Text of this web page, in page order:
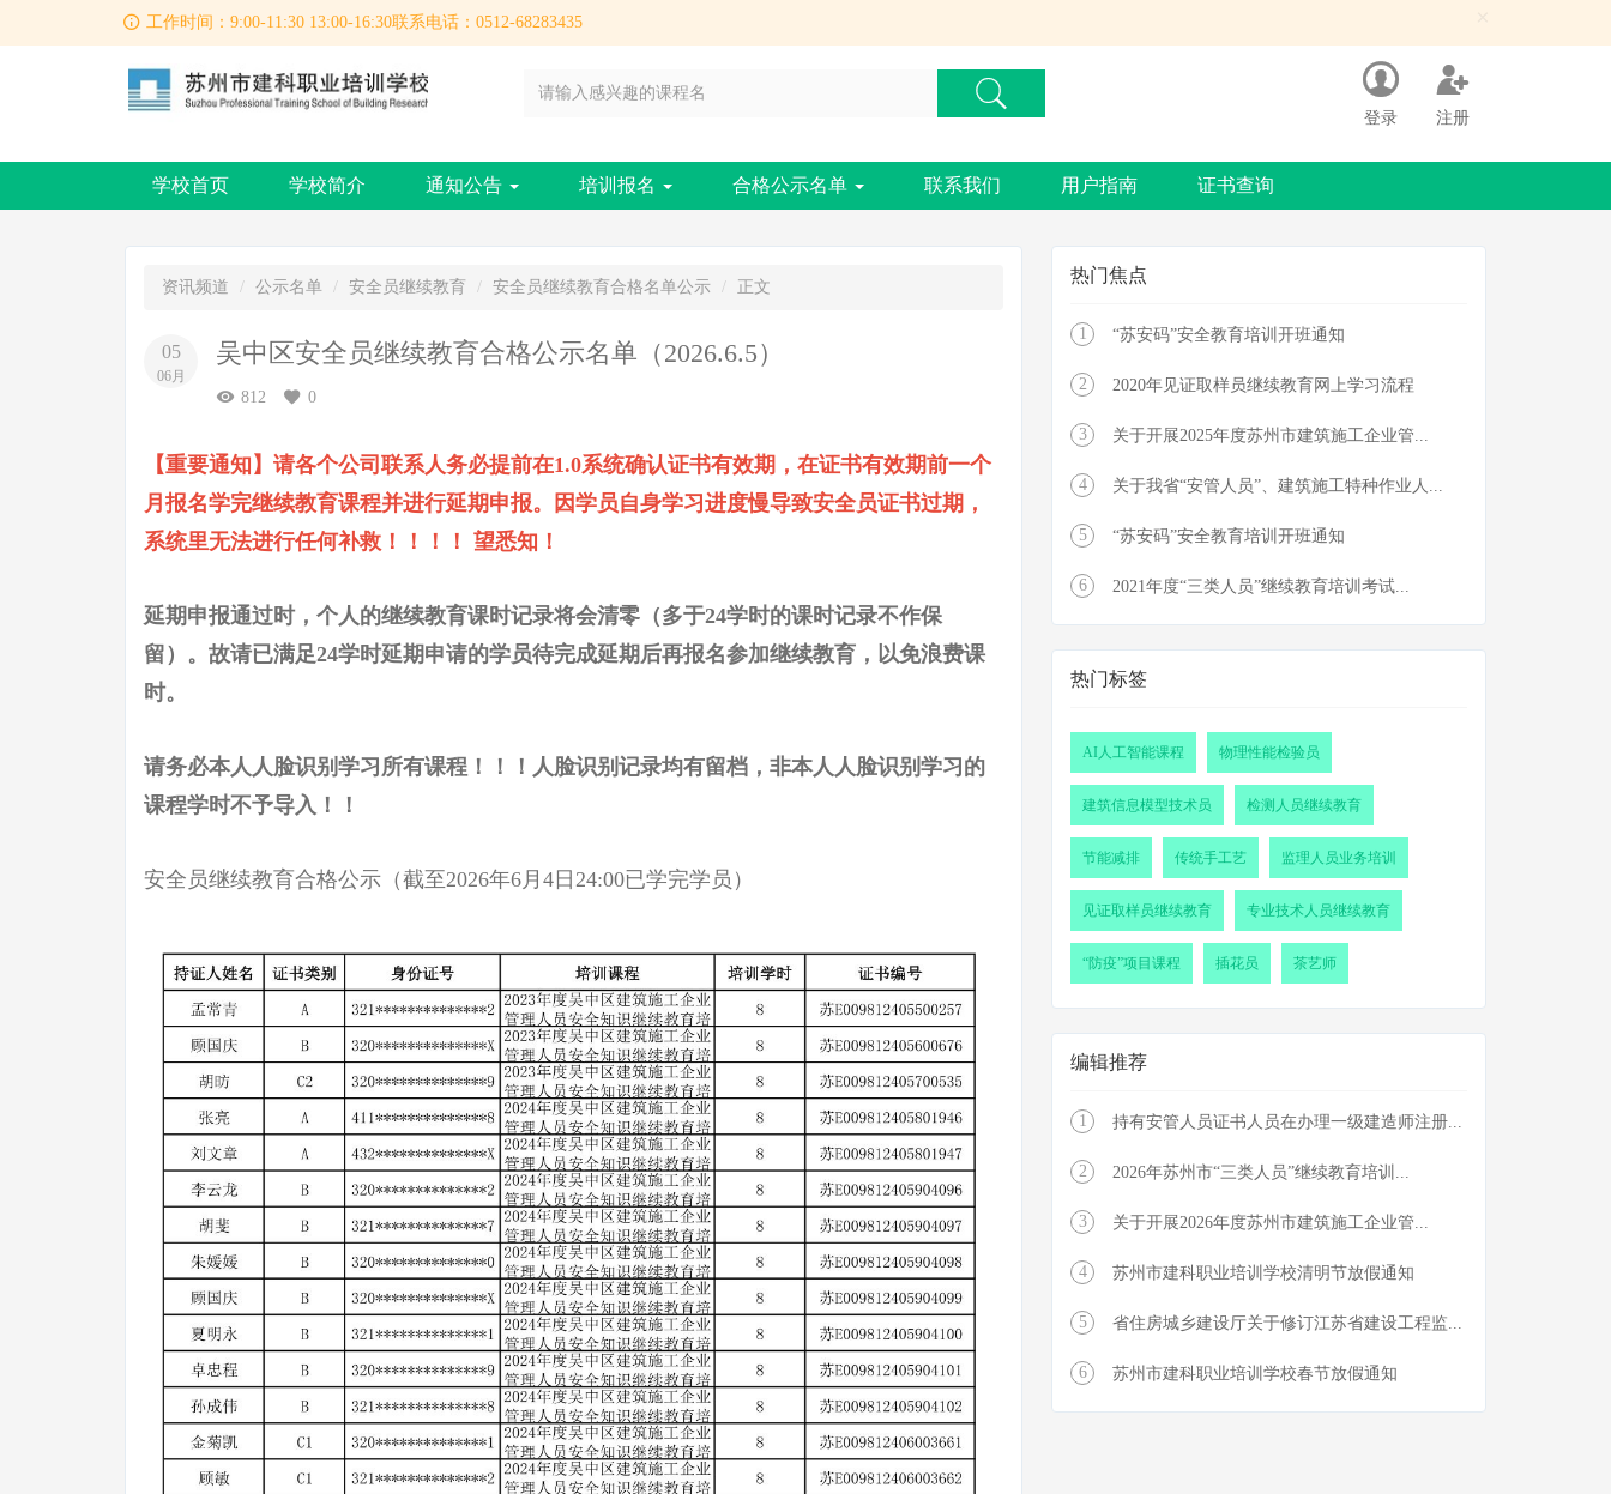
工作时间：9:00-11:30 13:00-16:30联系电话：0512-68283435
登录 注册
学校首页 学校简介 通知公告 培训报名 合格公示名单 联系我们 用户指南 证书查询
资讯频道 公示名单 安全员继续教育 安全员继续教育合格名单公示 正文
05
06月
吴中区安全员继续教育合格公示名单（2026.6.5）
812 0
【重要通知】请各个公司联系人务必提前在1.0系统确认证书有效期，在证书有效期前一个
月报名学完继续教育课程并进行延期申报。因学员自身学习进度慢导致安全员证书过期，
系统里无法进行任何补救！！！！ 望悉知！
延期申报通过时，个人的继续教育课时记录将会清零（多于24学时的课时记录不作保
留）。故请已满足24学时延期申请的学员待完成延期后再报名参加继续教育，以免浪费课
时。
请务必本人人脸识别学习所有课程！！！人脸识别记录均有留档，非本人人脸识别学习的
课程学时不予导入！！
安全员继续教育合格公示（截至2026年6月4日24:00已学完学员）
热门焦点
1 “苏安码”安全教育培训开班通知
2 2020年见证取样员继续教育网上学习流程
3 关于开展2025年度苏州市建筑施工企业管...
4 关于我省“安管人员”、建筑施工特种作业人...
5 “苏安码”安全教育培训开班通知
6 2021年度“三类人员”继续教育培训考试...
热门标签
AI人工智能课程 物理性能检验员
建筑信息模型技术员 检测人员继续教育
节能减排 传统手工艺 监理人员业务培训
见证取样员继续教育 专业技术人员继续教育
“防疫”项目课程 插花员 茶艺师
编辑推荐
1 持有安管人员证书人员在办理一级建造师注册...
2 2026年苏州市“三类人员”继续教育培训...
3 关于开展2026年度苏州市建筑施工企业管...
4 苏州市建科职业培训学校清明节放假通知
5 省住房城乡建设厅关于修订江苏省建设工程监...
6 苏州市建科职业培训学校春节放假通知